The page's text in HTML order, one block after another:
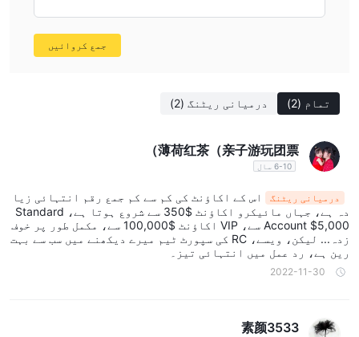
گئے لوگو سے، ہمیں پتہ چلا کہ یہ بروکر ویب پے، ویزا، ماسٹر
کارڈ وغیرہ کے ذریعے ڈپازٹ اور واپسی قبول کرتا نظر آتا ہے۔
پیغامات بھیجے جا سکتے ہیں۔ اس کے علاوہ، آپ اس بروکر کو فیس
بک اور انسٹاگرام جیسے کچھ سوشل میڈیا پلیٹ فارمز پر بھی
فالو کر سکتے ہیں۔ کمپنی کا پتہ: Suite 305, Griffith Corporate
Centre, P.O. Box 1510, Beachmont Kingstown St. Vincent and
the Grenadines; 845 third avenue New York NY 10022۔
تمام (2) درمیانی ریٹنگ (2)
薄荷红茶（亲子游玩团票）
6-10 سال
درمیانی ریٹنگ
اس کے اکاؤنٹ کی کم سے کم جمع رقم انتہائی زیا
دہ ہے، جہاں مائیکرو اکاؤنٹ $350 سے شروع ہوتا ہے، Standard
Account $5,000 سے، VIP اکاؤنٹ $100,000 سے، مکمل طور پر خوف
زدہ... لیکن، ویسے، RC کی سپورٹ ٹیم میرے دیکھنے میں سب سے بہت
رین ہے، رد عمل میں انتہائی تیز۔
2022-11-30
素颜3533
جمع کروائیں